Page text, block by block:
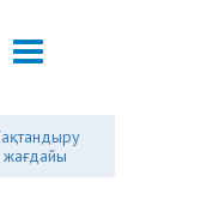
жағдайы